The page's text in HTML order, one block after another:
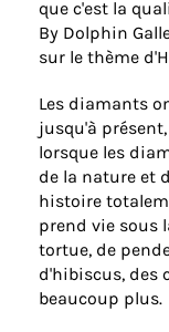
que c'est la
By Dolphin
sur le thème
Les diamants
jusqu'à
lorsque les
de la nature et
histoire
prend vie sous
tortue, de
d'hibiscus, des
beaucoup plus.